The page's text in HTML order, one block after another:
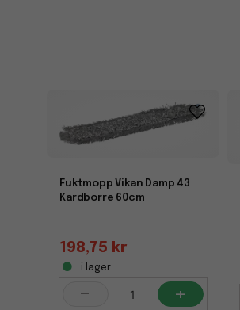
Fuktmopp Vikan Damp 43
Kardborre 60cm
198,75 kr
i lager
- +